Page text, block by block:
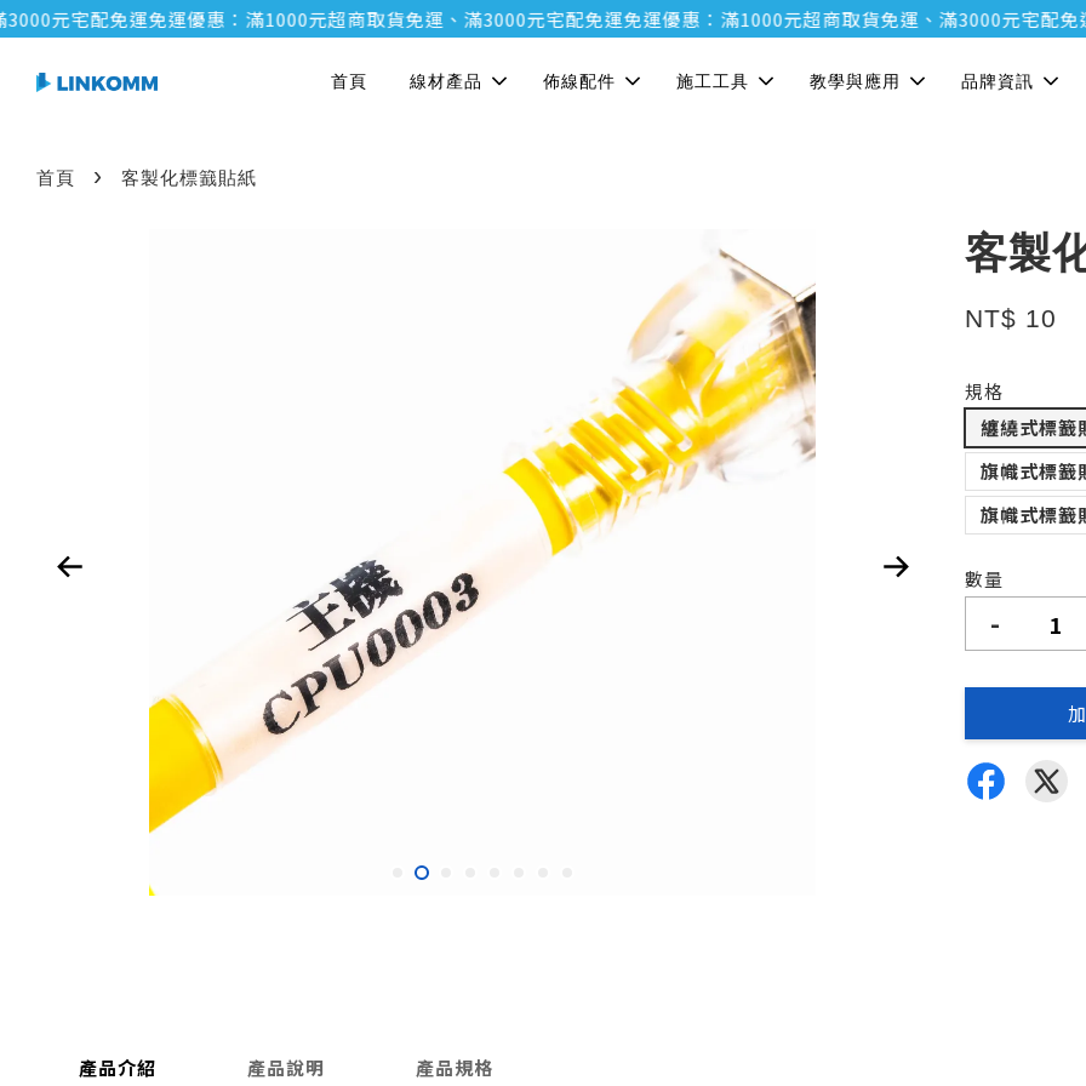
宅配免運免運優惠：滿1000元超商取貨免運、滿3000元宅配免運免運優惠：滿1000元超商取貨免運、滿3000元宅配免運免
首頁 線材產品 佈線配件 施工工具 教學與應用 品牌資訊
首頁 › 客製化標籖貼紙
客製
NT$ 10
規格
纏繞式標籖
旗幟式標籖
旗幟式標籖
數量
-
產品介紹 產品說明 產品規格